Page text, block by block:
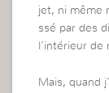
jet, ni même
ssé par des
l’intérieur de
Mais, quand